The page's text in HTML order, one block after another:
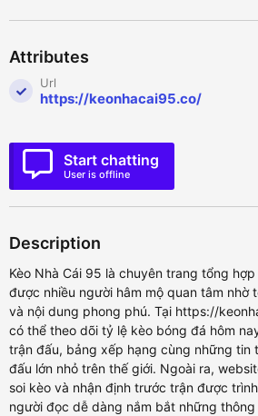
Attributes
Url
https://keonhacai95.co/
Start chatting
User is offline
Description
Kèo Nhà Cái 95 là chuyên trang tổng
được nhiều người hâm mộ quan tâm nhờ
và nội dung phong phú. Tại https://
có thể theo dõi tỷ lệ kèo bóng đá hôm
trận đấu, bảng xếp hạng cùng những tin
đấu lớn nhỏ trên thế giới. Ngoài ra,
soi kèo và nhận định trước trận được
người đọc dễ dàng nắm bắt những